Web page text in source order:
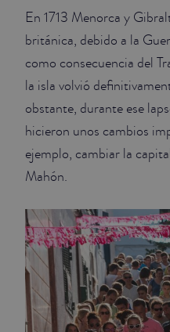
En 1713 Menorca y
británica, debido a la
como consecuencia del
la isla volvió
obstante, durante ese
hicieron unos cambios
ejemplo, cambiar la
Mahón.